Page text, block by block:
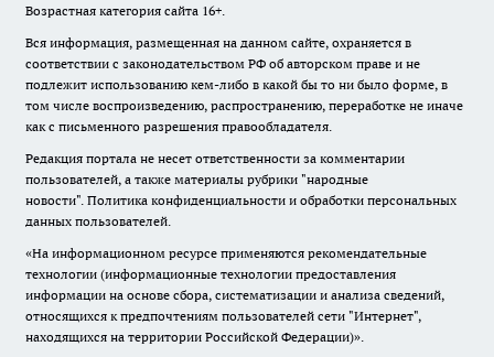
Возрастная категория сайта 16+.
Вся информация, размещенная на данном сайте, охраняется в
соответствии с законодательством РФ об авторском праве и не
подлежит использованию кем-либо в какой бы то ни было форме, в
том числе воспроизведению, распространению, переработке не иначе
как с письменного разрешения правообладателя.
Редакция портала не несет ответственности за комментарии
пользователей, а также материалы рубрики "народные
новости". Политика конфиденциальности и обработки персональных
данных пользователей.
«На информационном ресурсе применяются рекомендательные
технологии (информационные технологии предоставления
информации на основе сбора, систематизации и анализа сведений,
относящихся к предпочтениям пользователей сети "Интернет",
находящихся на территории Российской Федерации)».